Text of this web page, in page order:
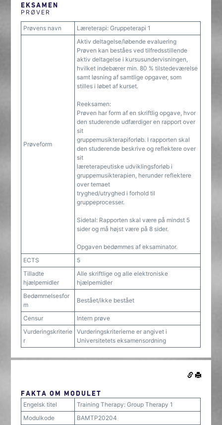
EKSAMEN
PRØVER
Prøvens navn Læreterapi: Gruppeterapi 1
Prøveform
Aktiv deltagelse/løbende evaluering
Prøven kan beståes ved tilfredsstillende
aktiv deltagelse i kursusundervisningen,
hvilket indebærer min. 80 % tilstedeværelse
samt løsning af samtlige opgaver, som
stilles i løbet af kurset.
Reeksamen:
Prøven har form af en skriftlig opgave, hvor
den studerende udfærdiger en rapport over
sit
gruppemusikterapiforløb. I rapporten skal
den studerende beskrive og reflektere over
sit
læreterapeutiske udviklingsforløb i
gruppemusikterapien, herunder reflektere
over temaet
tryghed/utryghed i forhold til
gruppeprocesser.
Sidetal: Rapporten skal være på mindst 5
sider og må højst være på 8 sider.
Opgaven bedømmes af eksaminator.
ECTS
5
Tilladte
hjælpemidler
Alle skriftlige og alle elektroniske
hjælpemidler
Bedømmelsesfor
m
Bestået/ikke bestået
Censur
Intern prøve
Vurderingskriterie
r
Vurderingskriterierne er angivet i
Universitetets eksamensordning
FAKTA OM MODULET
Engelsk titel
Training Therapy: Group Therapy 1
Modulkode
BAMTP20204